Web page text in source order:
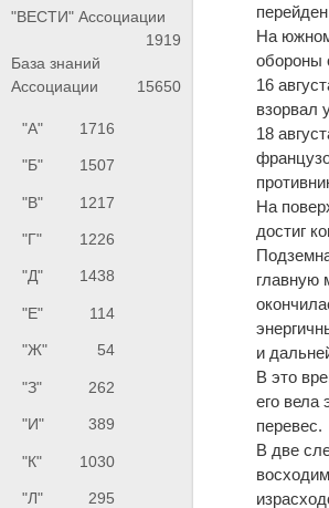
"ВЕСТИ" Ассоциации
1919
База знаний
Ассоциации
15650
"А" 1716
"Б" 1507
"В" 1217
"Г" 1226
"Д" 1438
"Е" 114
"Ж" 54
"З" 262
"И" 389
"К" 1030
"Л" 295
На
обороны
16
взорвал
18
На
достиг
главную
и
В это
его вела
перевес.
В две